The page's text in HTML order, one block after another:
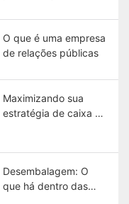
O que é uma empresa
de relações públicas
Maximizando sua
estratégia de caixa de
Desembalagem: O
que há dentro das